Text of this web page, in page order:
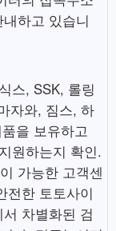
하고 있습니
스, SSK, 롤링
자와, 짐스, 하
을 보유하고
원하는지 확인.
가능한 고객센
전한 토토사이
차별화된 검